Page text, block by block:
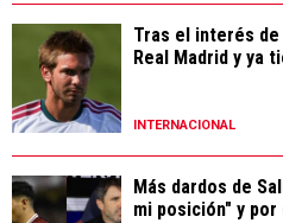
Tras el interés de
Real Madrid y ya
INTERNACIONAL
Más dardos de
mi posición" y